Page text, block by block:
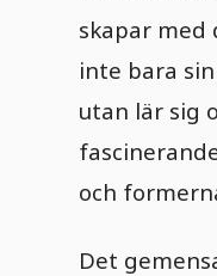
skapar
inte bara
utan lär sig
och
Det